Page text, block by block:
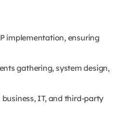
implementation, ensuring
gathering, system design,
IT, and third-party